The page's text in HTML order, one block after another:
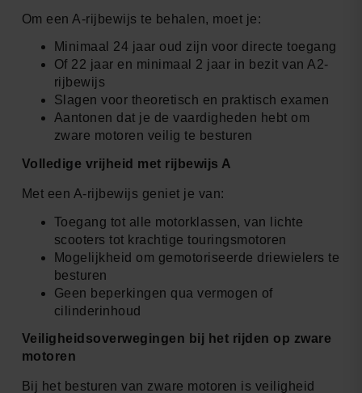
Om een A-rijbewijs te behalen, moet je:
Minimaal 24 jaar oud zijn voor directe toegang
Of 22 jaar en minimaal 2 jaar in bezit van A2-
rijbewijs
Slagen voor theoretisch en praktisch examen
Aantonen dat je de vaardigheden hebt om
zware motoren veilig te besturen
Volledige vrijheid met rijbewijs A
Met een A-rijbewijs geniet je van:
Toegang tot alle motorklassen, van lichte
scooters tot krachtige touringsmotoren
Mogelijkheid om gemotoriseerde driewielers te
besturen
Geen beperkingen qua vermogen of
cilinderinhoud
Veiligheidsoverwegingen bij het rijden op zware
motoren
Bij het besturen van zware motoren is veiligheid